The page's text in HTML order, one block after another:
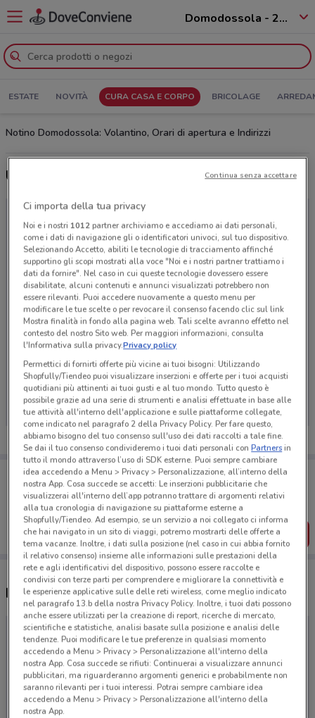
Domodossola - 28845
ESTATE NOVITÀ CURA CASA E CORPO BRICOLAGE
Notino Domodossola: Volantino, Orari di apertura e Indirizzi
Ultime offerte del volantino Notino
Ci dispiace, al momento non abbiamo pubblicato
volantini nella tua zona. Riprova più tardi.
Porta DoveConviene sempre con te!
Puoi trovare le migliori offerte dei negozi vicino a te,
salvarle e creare la tua lista del risparmio, comodamente
dal tuo cellulare.
SCARICA L’APP
Negozi Notino a Domodossola
Ci importa della tua privacy
Noi e i nostri 1012partner archiviamo e accediamo ai dati personali,
come i dati di navigazione gli o identificatori univoci, sul tuo dispositivo.
Selezionando Accetto, abiliti le tecnologie di tracciamento affinché
supportino gli scopi mostrati alla voce "Noi e i nostri partner trattiamo i
dati da fornire". Nel caso in cui queste tecnologie dovessero essere
disabilitate, alcuni contenuti e annunci visualizzati potrebbero non
essere rilevanti. Puoi accedere nuovamente a questo menu per
modificare le tue scelte o per revocare il consenso facendo clic sul link
Mostra finalità in fondo alla pagina web. Tali scelte avranno effetto nel
contesto del nostro Sito web. Per maggiori informazioni, consulta
l'Informativa sulla privacy.Privacy policy
Permettici di fornirti offerte più vicine ai tuoi bisogni: Utilizzando
Shopfully/Tiendeo puoi visualizzare inserzioni e offerte per i tuoi acquisti
quotidiani più attinenti ai tuoi gusti e al tuo mondo. Tutto questo è
possibile grazie ad una serie di strumenti e analisi effettuate in base alle
tue attività all'interno dell'applicazione e sulle piattaforme collegate,
come indicato nel paragrafo 2 della Privacy Policy. Per fare questo,
abbiamo bisogno del tuo consenso sull'uso dei dati raccolti a tale fine.
Se dai il tuo consenso condivideremo i tuoi dati personali conPartnersin
tutto il mondo attraverso l’uso di SDK esterne. Puoi sempre cambiare
idea accedendo a Menu > Privacy > Personalizzazione, all’interno della
nostra App. Cosa succede se accetti: Le inserzioni pubblicitarie che
visualizzerai all'interno dell’app potranno trattare di argomenti relativi
alla tua cronologia di navigazione su piattaforme esterne a
Shopfully/Tiendeo. Ad esempio, se un servizio a noi collegato ci informa
che hai navigato in un sito di viaggi, potremo mostrarti delle offerte a
tema vacanze. Inoltre, i dati sulla posizione (nel caso in cui abbia fornito
il relativo consenso) insieme alle informazioni sulle prestazioni della
rete e agli identificativi del dispositivo, possono essere raccolte e
condivisi con terze parti per comprendere e migliorare la connettività e
le esperienze applicative sulle delle reti wireless, come meglio indicato
nel paragrafo 13.b della nostra Privacy Policy. Inoltre, i tuoi dati possono
anche essere utilizzati per la creazione di report, ricerche di mercato,
scientifiche e statistiche, analisi basate sulla posizione e analisi delle
tendenze. Puoi modificare le tue preferenze in qualsiasi momento
accedendo a Menu > Privacy > Personalizzazione all'interno della
nostra App. Cosa succede se rifiuti: Continuerai a visualizzare annunci
pubblicitari, ma riguarderanno argomenti generici e probabilmente non
saranno rilevanti per i tuoi interessi. Potrai sempre cambiare idea
accedendo a Menu > Privacy > Personalizzazione all'interno della
nostra App.
Continua senza accettare